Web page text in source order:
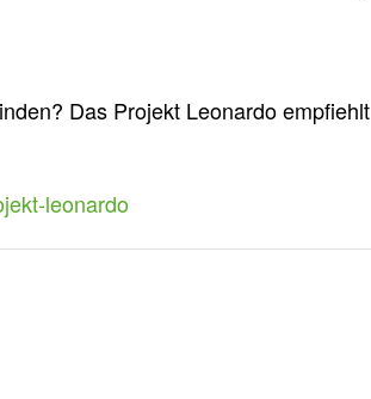
Das Projekt Leonardo empfiehlt
leonardo